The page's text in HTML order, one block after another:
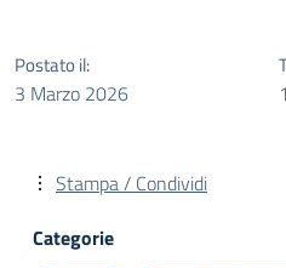
Postato il:
3 Marzo 2026
Stampa / Condividi
Categorie